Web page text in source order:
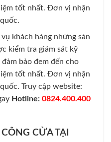
tốt nhất. Đơn vị nhận
khách hàng những sản
kiểm tra giám sát kỹ
bảo đem đến cho
tốt nhất. Đơn vị nhận
Truy cập website:
Hotline: 0824.400.400
CỬA TẠI